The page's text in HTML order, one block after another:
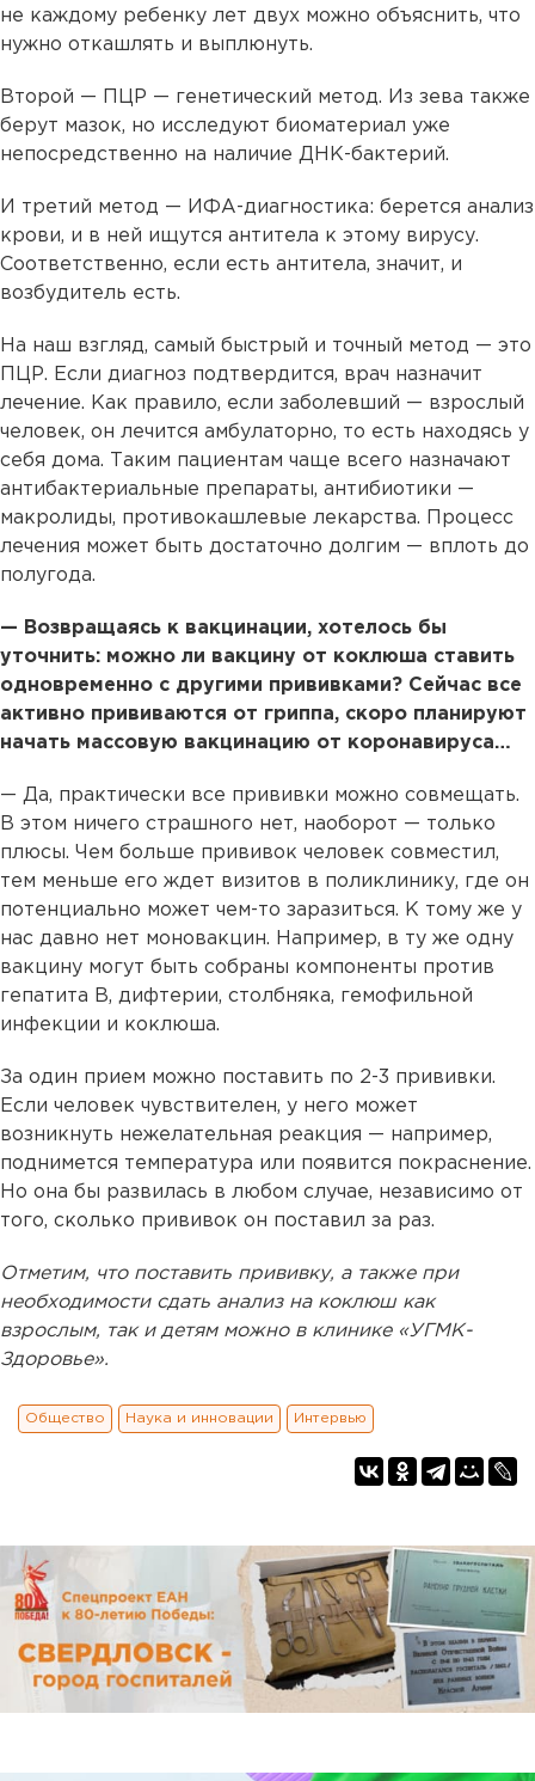
не каждому ребенку лет двух можно объяснить, что
нужно откашлять и выплюнуть.
Второй — ПЦР — генетический метод. Из зева также
берут мазок, но исследуют биоматериал уже
непосредственно на наличие ДНК-бактерий.
И третий метод — ИФА-диагностика: берется анализ
крови, и в ней ищутся антитела к этому вирусу.
Соответственно, если есть антитела, значит, и
возбудитель есть.
На наш взгляд, самый быстрый и точный метод — это
ПЦР. Если диагноз подтвердится, врач назначит
лечение. Как правило, если заболевший — взрослый
человек, он лечится амбулаторно, то есть находясь у
себя дома. Таким пациентам чаще всего назначают
антибактериальные препараты, антибиотики —
макролиды, противокашлевые лекарства. Процесс
лечения может быть достаточно долгим — вплоть до
полугода.
— Возвращаясь к вакцинации, хотелось бы
уточнить: можно ли вакцину от коклюша ставить
одновременно с другими прививками? Сейчас все
активно прививаются от гриппа, скоро планируют
начать массовую вакцинацию от коронавируса…
— Да, практически все прививки можно совмещать.
В этом ничего страшного нет, наоборот — только
плюсы. Чем больше прививок человек совместил,
тем меньше его ждет визитов в поликлинику, где он
потенциально может чем-то заразиться. К тому же у
нас давно нет моновакцин. Например, в ту же одну
вакцину могут быть собраны компоненты против
гепатита В, дифтерии, столбняка, гемофильной
инфекции и коклюша.
За один прием можно поставить по 2-3 прививки.
Если человек чувствителен, у него может
возникнуть нежелательная реакция — например,
поднимется температура или появится покраснение.
Но она бы развилась в любом случае, независимо от
того, сколько прививок он поставил за раз.
Отметим, что поставить прививку, а также при
необходимости сдать анализ на коклюш как
взрослым, так и детям можно в клинике «УГМК-
Здоровье».
Общество Наука и инновации Интервью